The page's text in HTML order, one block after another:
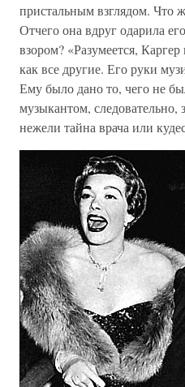
пристальным взглядом. Что
Отчего она вдруг одарила
взором? «Разумеется,
как все другие. Его руки
Ему было дано то, чего не
музыкантом,
нежели тайна врача или